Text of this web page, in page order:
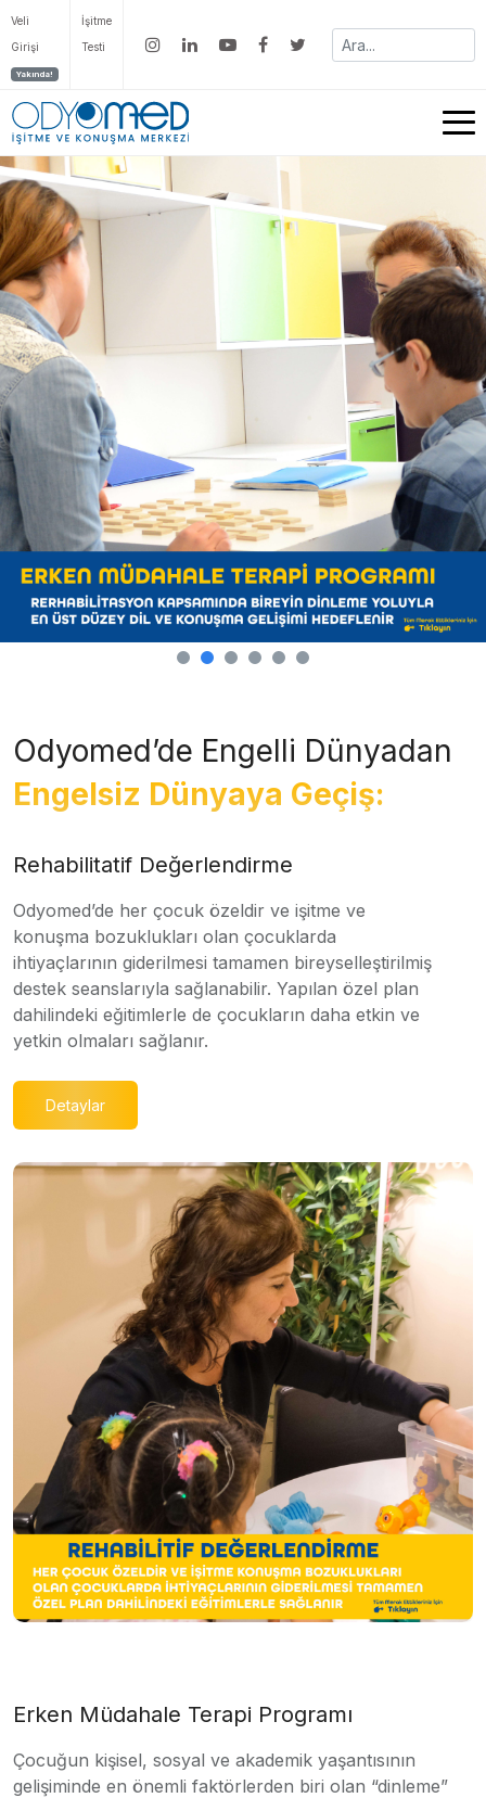
Veli
Girişi
Yakında!
İşitme
Testi
Odyomed’de Engelli Dünyadan
Engelsiz Dünyaya Geçiş:
Rehabilitatif Değerlendirme
Odyomed’de her çocuk özeldir ve işitme ve
konuşma bozuklukları olan çocuklarda
ihtiyaçlarının giderilmesi tamamen bireyselleştirilmiş
destek seanslarıyla sağlanabilir. Yapılan özel plan
dahilindeki eğitimlerle de çocukların daha etkin ve
yetkin olmaları sağlanır.
Detaylar
Erken Müdahale Terapi Programı
Çocuğun kişisel, sosyal ve akademik yaşantısının
gelişiminde en önemli faktörlerden biri olan “dinleme”